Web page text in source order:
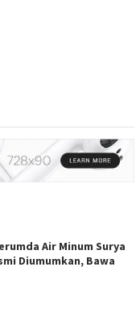
Air Minum Surya
Diumumkan, Bawa